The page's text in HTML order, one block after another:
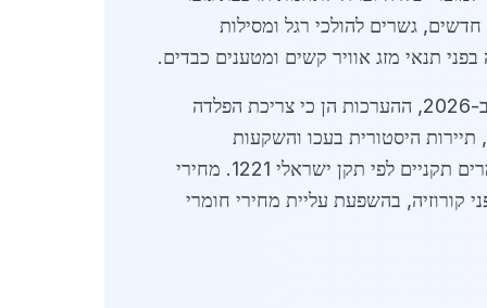
שדרוגים נרחבים ב-2026, הכוללים בניית מבנים חדשים, גשרים להולכי רגל ומסילות
תנאי מזג אוויר קשים ומטענים כבדים.
מושפע מפרויקטים ארציים כמו הרחבת קווי הרכבת המהירה מצפון לדרום. ב-2026, ההערכות הן כי צריכת הפלדה
כוללות גידול באוכלוסייה, תיירות היסטורית בעכו והשקעות
ויבואנים מחיפה, המספקים חומרים תקניים לפי תקן ישראלי 1221. מחירי
לטון לפלדה מחוזקת עמידה בפני קורוזיה, בהשפעת עליית מחירי חומרי